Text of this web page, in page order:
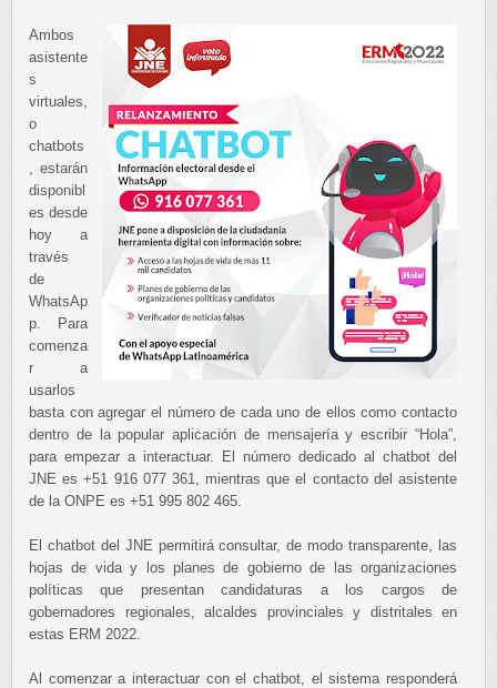
Ambos
asistente
s
virtuales,
o
chatbots
, estarán
disponibl
es desde
hoy a
través
de
WhatsAp
p. Para
comenza
r a
usarlos
basta con agregar el número de cada uno de ellos como contacto
dentro de la popular aplicación de mensajería y escribir “Hola”,
para empezar a interactuar. El número dedicado al chatbot del
JNE es +51 916 077 361, mientras que el contacto del asistente
de la ONPE es +51 995 802 465.
El chatbot del JNE permitirá consultar, de modo transparente, las
hojas de vida y los planes de gobierno de las organizaciones
políticas que presentan candidaturas a los cargos de
gobernadores regionales, alcaldes provinciales y distritales en
estas ERM 2022.
Al comenzar a interactuar con el chatbot, el sistema responderá